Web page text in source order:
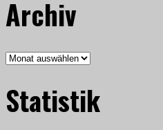
Archiv
Archiv
Statistik